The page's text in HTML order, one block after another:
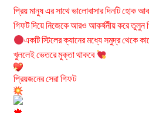
প্রিয় মানুষ এর সাথে ভালোবাসার দিনটি হোক
গিফট দিয়ে নিজেকে আরও আকর্ষনীয় করে
একটি স্টিলের ক্যানের মধ্যে সমুদ্র থেকে
খুললেই ভেতরে মুক্তা থাকবে
প্রিয়জনের সেরা গিফট